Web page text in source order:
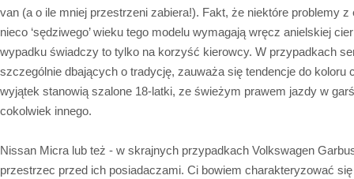
van (a o ile mniej przestrzeni zabiera!). Fakt, że niektóre problemy
nieco ‘sędziwego’ wieku tego modelu wymagają wręcz anielskiej
wypadku świadczy to tylko na korzyść kierowcy. W przypadkach
szczególnie dbających o tradycję, zauważa się tendencje do koloru
wyjątek stanowią szalone 18-latki, ze świeżym prawem jazdy w
cokolwiek innego.
Nissan Micra lub też - w skrajnych przypadkach Volkswagen
przestrzec przed ich posiadaczami. Ci bowiem charakteryzować